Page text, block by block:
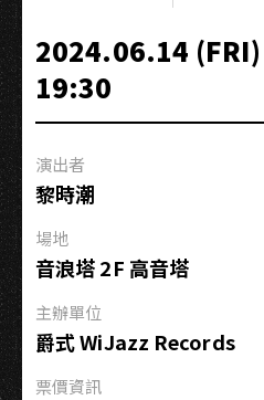
隆
╳
林
家
廷
探
戈
樂
2024.06.14 (FRI)
19:30
演出者
黎時潮
場地
音浪塔 2F 高音塔
主辦單位
爵式 WiJazz Records
票價資訊